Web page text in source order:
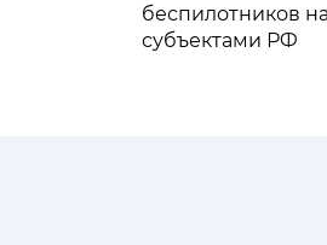
беспилотников
субъектами РФ